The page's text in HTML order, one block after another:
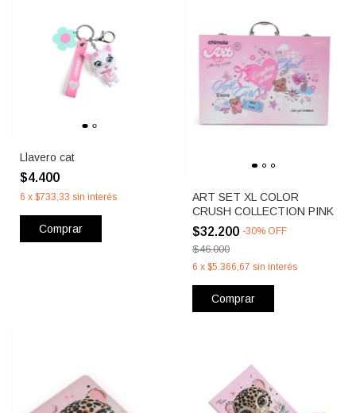
Llavero cat
$4.400
6 x $733,33 sin interés
Comprar
ART SET XL COLOR
CRUSH COLLECTION PINK
$32.200 -30% OFF
$46.000
6 x $5.366,67 sin interés
Comprar